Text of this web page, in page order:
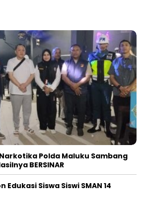
Polda Maluku Sambang
BERSINAR
Siswa Siswi SMAN 14